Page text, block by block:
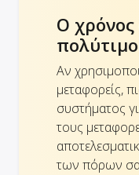
Ο χρόνος
Αν
μεταφορείς,
συστήματος
τους
των πόρων